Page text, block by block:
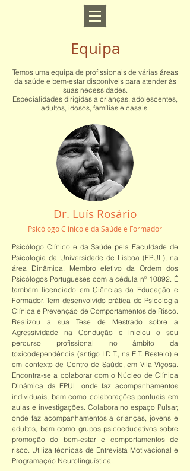
Equipa
Temos uma equipa de profissionais de várias áreas
da saúde e bem-estar disponíveis para atender às
suas necessidades.
Especialidades dirigidas a crianças, adolescentes,
adultos, idosos, famílias e casais.
Dr. Luís Rosário
Psicólogo Clínico e da Saúde e Formador
Psicólogo Clínico e da Saúde pela Faculdade de
Psicologia da Universidade de Lisboa (FPUL), na
área Dinâmica. Membro efetivo da Ordem dos
Psicólogos Portugueses com a cédula nº 10892. É
também licenciado em Ciências da Educação e
Formador. Tem desenvolvido prática de Psicologia
Clínica e Prevenção de Comportamentos de Risco.
Realizou a sua Tese de Mestrado sobre a
Agressividade na Condução e iniciou o seu
percurso profissional no âmbito da
toxicodependência (antigo I.D.T., na E.T. Restelo) e
em contexto de Centro de Saúde, em Vila Viçosa.
Encontra-se a colaborar com o Núcleo de Clínica
Dinâmica da FPUL onde faz acompanhamentos
individuais, bem como colaborações pontuais em
aulas e investigações. Colabora no espaço Pulsar,
onde faz acompanhamentos a crianças, jovens e
adultos, bem como grupos psicoeducativos sobre
promoção do bem-estar e comportamentos de
risco. Utiliza técnicas de Entrevista Motivacional e
Programação Neurolinguística.